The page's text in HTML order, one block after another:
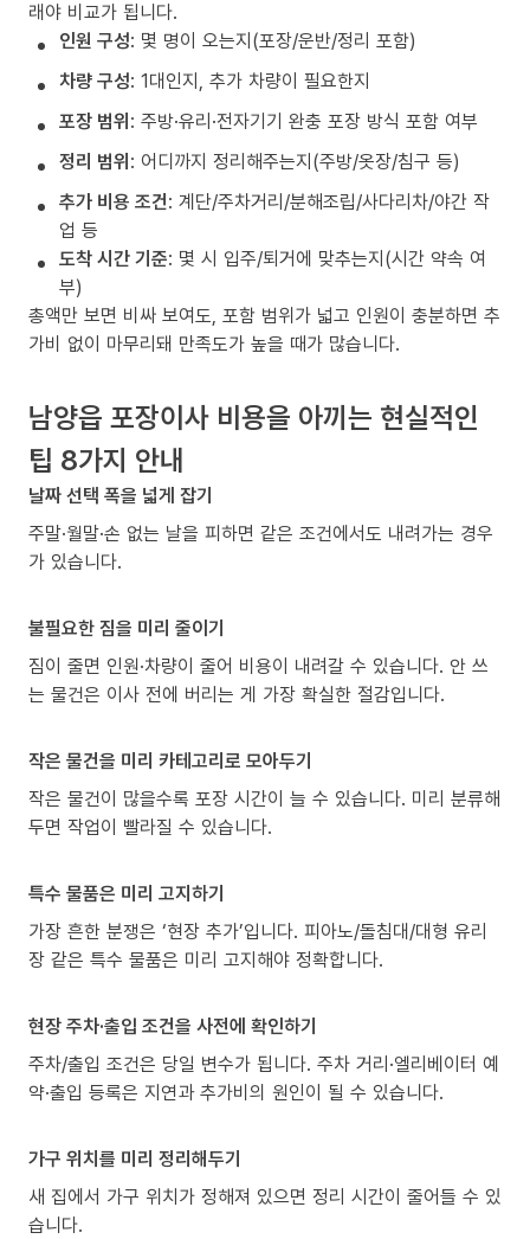
래야 비교가 됩니다.
인원 구성: 몇 명이 오는지(포장/운반/정리 포함)
차량 구성: 1대인지, 추가 차량이 필요한지
포장 범위: 주방·유리·전자기기 완충 포장 방식 포함 여부
정리 범위: 어디까지 정리해주는지(주방/옷장/침구 등)
추가 비용 조건: 계단/주차거리/분해조립/사다리차/야간 작
업 등
도착 시간 기준: 몇 시 입주/퇴거에 맞추는지(시간 약속 여
부)
총액만 보면 비싸 보여도, 포함 범위가 넓고 인원이 충분하면 추
가비 없이 마무리돼 만족도가 높을 때가 많습니다.
남양읍 포장이사 비용을 아끼는 현실적인
팁 8가지 안내
날짜 선택 폭을 넓게 잡기
주말·월말·손 없는 날을 피하면 같은 조건에서도 내려가는 경우
가 있습니다.
불필요한 짐을 미리 줄이기
짐이 줄면 인원·차량이 줄어 비용이 내려갈 수 있습니다. 안 쓰
는 물건은 이사 전에 버리는 게 가장 확실한 절감입니다.
작은 물건을 미리 카테고리로 모아두기
작은 물건이 많을수록 포장 시간이 늘 수 있습니다. 미리 분류해
두면 작업이 빨라질 수 있습니다.
특수 물품은 미리 고지하기
가장 흔한 분쟁은 ‘현장 추가’입니다. 피아노/돌침대/대형 유리
장 같은 특수 물품은 미리 고지해야 정확합니다.
현장 주차·출입 조건을 사전에 확인하기
주차/출입 조건은 당일 변수가 됩니다. 주차 거리·엘리베이터 예
약·출입 등록은 지연과 추가비의 원인이 될 수 있습니다.
가구 위치를 미리 정리해두기
새 집에서 가구 위치가 정해져 있으면 정리 시간이 줄어들 수 있
습니다.